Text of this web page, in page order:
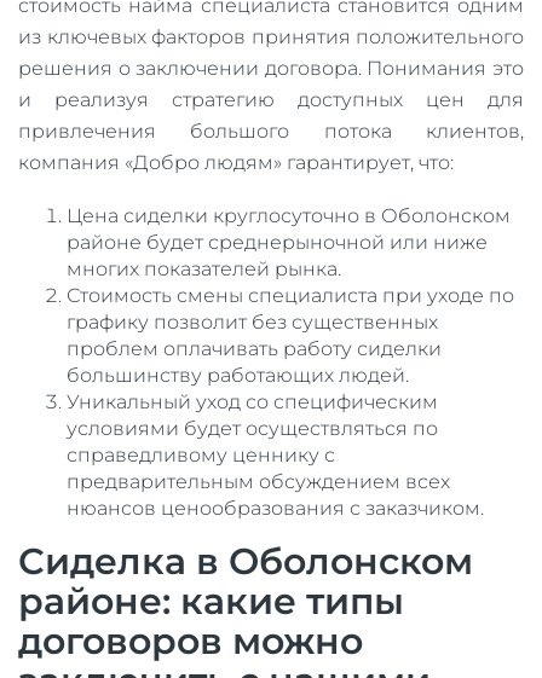
стоимость найма специалиста становится одним
из ключевых факторов принятия положительного
решения о заключении договора. Понимания это
и реализуя стратегию доступных цен для
привлечения большого потока клиентов,
компания «Добро людям» гарантирует, что:
Цена сиделки круглосуточно в Оболонском
районе будет среднерыночной или ниже
многих показателей рынка.
Стоимость смены специалиста при уходе по
графику позволит без существенных
проблем оплачивать работу сиделки
большинству работающих людей.
Уникальный уход со специфическим
условиями будет осуществляться по
справедливому ценнику с
предварительным обсуждением всех
нюансов ценообразования с заказчиком.
Сиделка в Оболонском
районе: какие типы
договоров можно